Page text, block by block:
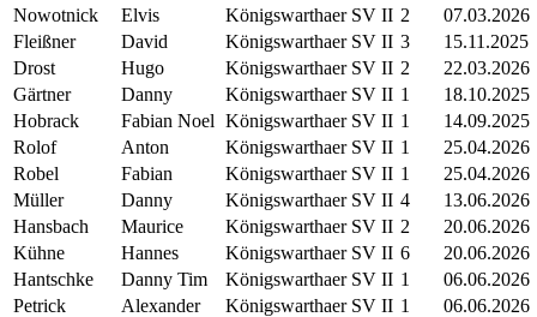
Nowotnick
Elvis Königswarthaer SV II 2
07.03.2026
Fleißner
David Königswarthaer SV II 3
15.11.2025
Drost
Hugo Königswarthaer SV II 2
22.03.2026
Gärtner
Danny Königswarthaer SV II 1
18.10.2025
Hobrack
Fabian Noel Königswarthaer SV II 1
14.09.2025
Rolof
Anton Königswarthaer SV II 1
25.04.2026
Robel
Fabian Königswarthaer SV II 1
25.04.2026
Müller
Danny Königswarthaer SV II 4
13.06.2026
Hansbach
Maurice Königswarthaer SV II 2
20.06.2026
Kühne
Hannes Königswarthaer SV II 6
20.06.2026
Hantschke
Danny Tim Königswarthaer SV II 1
06.06.2026
Petrick
Alexander Königswarthaer SV II 1
06.06.2026